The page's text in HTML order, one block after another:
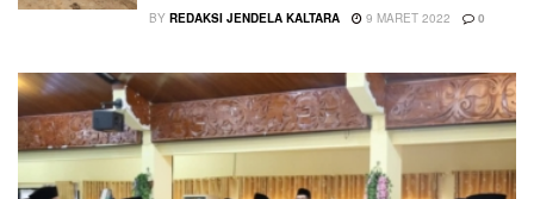
BY REDAKSI JENDELA KALTARA 9 MARET 2022 0